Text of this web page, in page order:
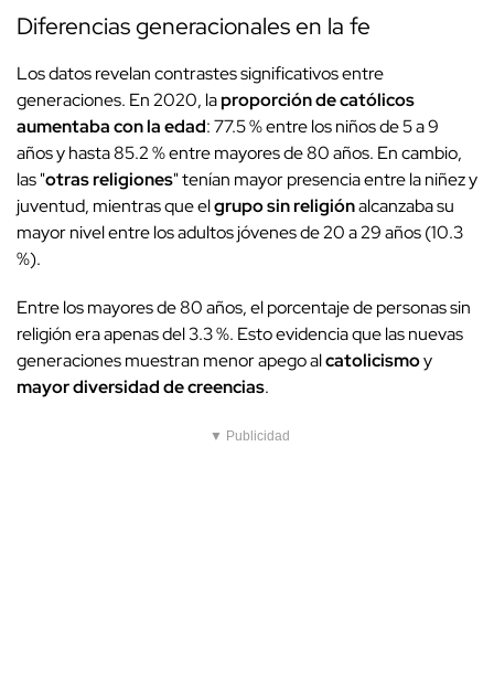
Diferencias generacionales en la fe
Los datos revelan contrastes significativos entre
generaciones. En 2020, laproporción de católicos
aumentaba con la edad: 77.5 % entre los niños de 5 a 9
años y hasta 85.2 % entre mayores de 80 años. En cambio,
las "otras religiones" tenían mayor presencia entre la niñez y
juventud, mientras que elgrupo sin religiónalcanzaba su
mayor nivel entre los adultos jóvenes de 20 a 29 años (10.3
%).
Entre los mayores de 80 años, el porcentaje de personas sin
religión era apenas del 3.3 %. Esto evidencia que las nuevas
generaciones muestran menor apego alcatolicismoy
mayor diversidad de creencias.
▼ Publicidad